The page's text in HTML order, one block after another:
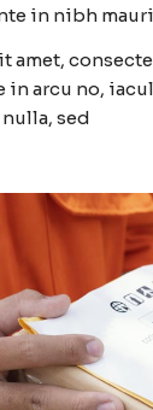
in nibh
amet,
in arcu no,
sed